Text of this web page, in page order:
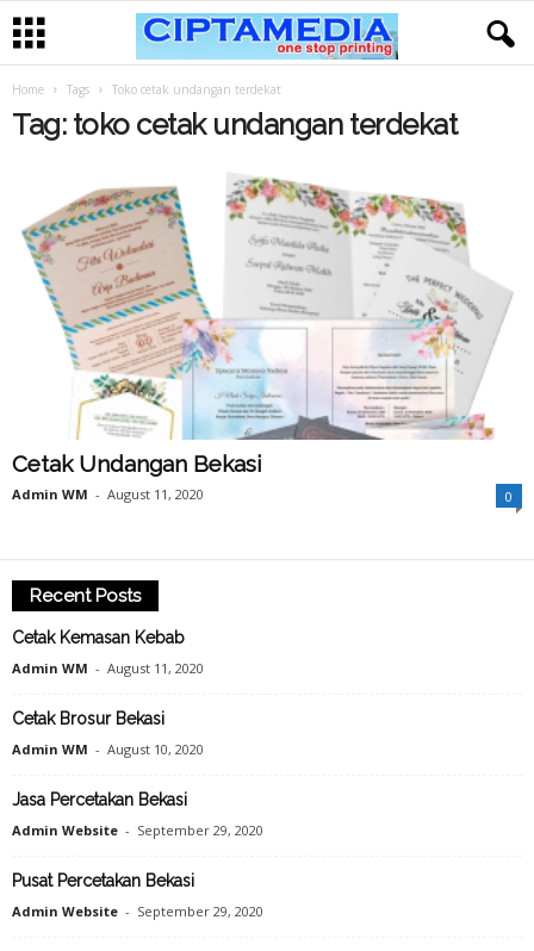
Home Tags Toko cetak undangan terdekat
Tag: toko cetak undangan terdekat
Cetak Undangan Bekasi
Admin WM - August 11, 2020 0
Recent Posts
Cetak Kemasan Kebab
Admin WM - August 11, 2020
Cetak Brosur Bekasi
Admin WM - August 10, 2020
Jasa Percetakan Bekasi
Admin Website - September 29, 2020
Pusat Percetakan Bekasi
Admin Website - September 29, 2020